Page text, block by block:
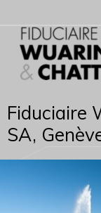
Fiduciaire
SA,